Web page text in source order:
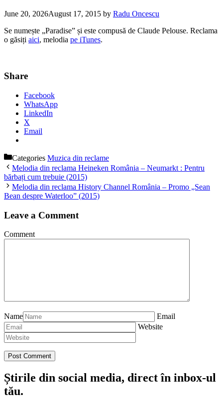
June 20, 2026August 17, 2015 by Radu Oncescu
Se numește „Paradise” și este compusă de Claude Pelouse. Reclama
o găsiți aici, melodia pe iTunes.
Share
Facebook
WhatsApp
LinkedIn
X
Email
Categories Muzica din reclame
Melodia din reclama Heineken România – Neumarkt : Pentru
bărbați cum trebuie (2015)
Melodia din reclama History Channel România – Promo „Sean
Bean despre Waterloo” (2015)
Leave a Comment
Comment
Name
Email
Website
Știrile din social media, direct în inbox-ul
tău.